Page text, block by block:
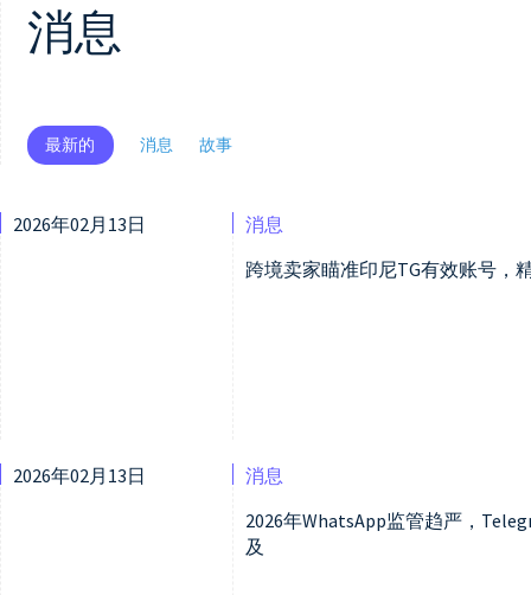
消息
最新的 消息 故事
2026年02月13日
消息
跨境卖家瞄准印尼TG有效账号，
2026年02月13日
消息
2026年WhatsApp监管趋严，
及